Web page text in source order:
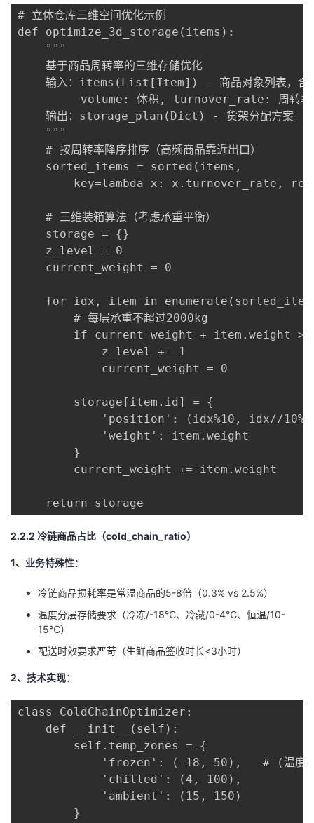
# 立体仓库三维空间优化示例
def optimize_3d_storage(items):
    """
    基于商品周转率的三维存储优化
输入：items(List[Item]) - 商品对象列表，含
volume: 体积, turnover_rate: 周转
    输出：storage_plan(Dict) - 货架分配方案
    """
    # 按周转率降序排序（高频商品靠近出口）
    sorted_items = sorted(items,
key=lambda x: x.turnover_rate,
    # 三维装箱算法（考虑承重平衡）
    storage = {}
    z_level = 0
    current_weight = 0
for idx, item in
        # 每层承重不超过2000kg
if current_weight + item.weight >
            z_level += 1
            current_weight = 0
        storage[item.id] = {
'position': (idx%10, idx//
            'weight': item.weight
        }
        current_weight += item.weight
    return storage
2.2.2 冷链商品占比（cold_chain_ratio）
1、业务特殊性：
冷链商品损耗率是常温商品的5-8倍（0.3% vs 2.5%）
温度分层存储要求（冷冻/-18℃、冷藏/0-4℃、恒温/10-
15℃）
配送时效要求严苛（生鲜商品签收时长<3小时）
2、技术实现：
class ColdChainOptimizer:
    def __init__(self):
        self.temp_zones = {
'frozen': (-18, 50),   # (温度
            'chilled': (4, 100),
            'ambient': (15, 150)
        }